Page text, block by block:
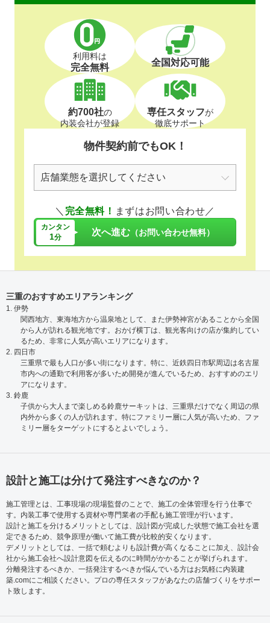
利用料は
完全無料 全国対応可能
約700社の
内装会社が登録
専任スタッフが
徹底サポート
物件契約前でもOK！
＼ 完全無料！ まずはお問い合わせ／
カンタン
1分 次へ進む （お問い合わせ無料）
三重のおすすめエリアランキング
1. 伊勢
関西地方、東海地方から温泉地として、また伊勢神宮があることから全国
から人が訪れる観光地です。おかげ横丁は、観光客向けの店が集約してい
るため、非常に人気が高いエリアになります。
2. 四日市
三重県で最も人口が多い街になります。特に、近鉄四日市駅周辺は名古屋
市内への通勤で利用客が多いため開発が進んでいるため、おすすめのエリ
アになります。
3. 鈴鹿
子供から大人まで楽しめる鈴鹿サーキットは、三重県だけでなく周辺の県
内外から多くの人が訪れます。特にファミリー層に人気が高いため、ファ
ミリー層をターゲットにするとよいでしょう。
設計と施工は分けて発注すべきなのか？
施工管理とは、工事現場の現場監督のことで、施工の全体管理を行う仕事で
す。内装工事で使用する資材や専門業者の手配も施工管理が行います。
設計と施工を分けるメリットとしては、設計図が完成した状態で施工会社を選
定できるため、競争原理が働いて施工費が比較的安くなります。
デメリットとしては、一括で頼むよりも設計費が高くなることに加え、設計会
社から施工会社へ設計意図を伝えるのに時間がかかることが挙げられます。
分離発注するべきか、一括発注するべきか悩んでいる方はお気軽に内装建
築.comにご相談ください。プロの専任スタッフがあなたの店舗づくりをサポー
ト致します。